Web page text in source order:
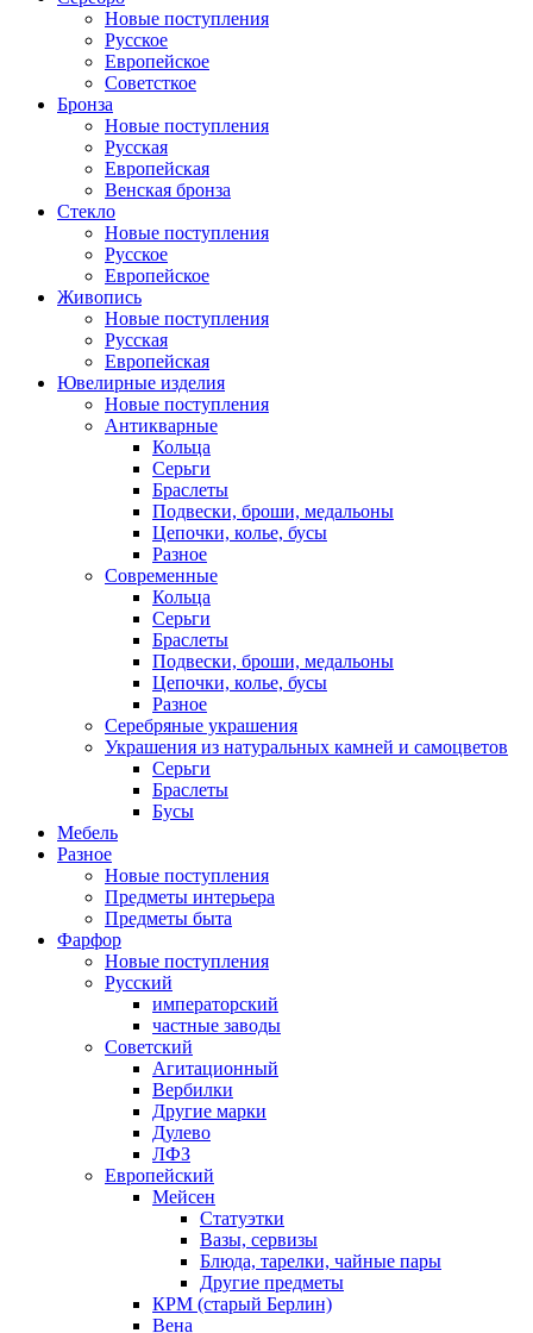
Новые поступления
Русское
Европейское
Советсткое
Бронза
Новые поступления
Русская
Европейская
Венская бронза
Стекло
Новые поступления
Русское
Европейское
Живопись
Новые поступления
Русская
Европейская
Ювелирные изделия
Новые поступления
Антикварные
Кольца
Серьги
Браслеты
Подвески, броши, медальоны
Цепочки, колье, бусы
Разное
Современные
Кольца
Серьги
Браслеты
Подвески, броши, медальоны
Цепочки, колье, бусы
Разное
Серебряные украшения
Украшения из натуральных камней и самоцветов
Серьги
Браслеты
Бусы
Мебель
Разное
Новые поступления
Предметы интерьера
Предметы быта
Фарфор
Новые поступления
Русский
императорский
частные заводы
Советский
Агитационный
Вербилки
Другие марки
Дулево
ЛФЗ
Европейский
Мейсен
Статуэтки
Вазы, сервизы
Блюда, тарелки, чайные пары
Другие предметы
КРМ (старый Берлин)
Вена